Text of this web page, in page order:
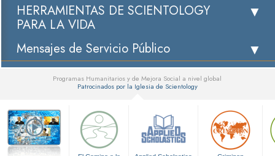
HERRAMIENTAS DE SCIENTOLOGY
PARA LA VIDA
Mensajes de Servicio Público
Programas Humanitarios y de Mejora Social a nivel global
Patrocinados por la Iglesia de Scientology